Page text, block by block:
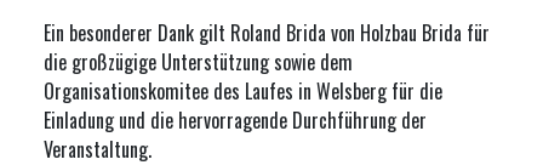
Ein besonderer Dank gilt Roland Brida von Holzbau Brida für
die großzügige Unterstützung sowie dem
Organisationskomitee des Laufes in Welsberg für die
Einladung und die hervorragende Durchführung der
Veranstaltung.